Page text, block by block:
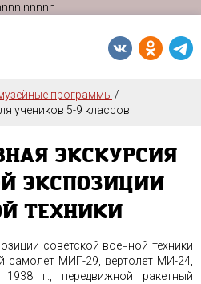
nnn nnnnn
программы /
учеников 5-9 классов
ЭКСКУРСИЯ
ЭКСПОЗИЦИИ
ТЕХНИКИ
советской военной техники
МИГ-29, вертолет МИ-24,
г., передвижной ракетный